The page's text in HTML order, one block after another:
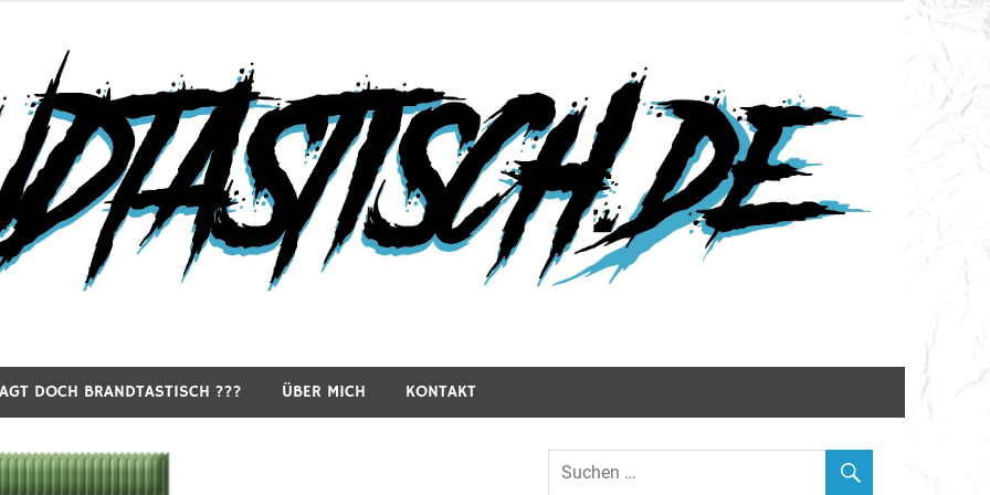
DOCH BRANDTASTISCH ??? ÜBER MICH KONTAKT